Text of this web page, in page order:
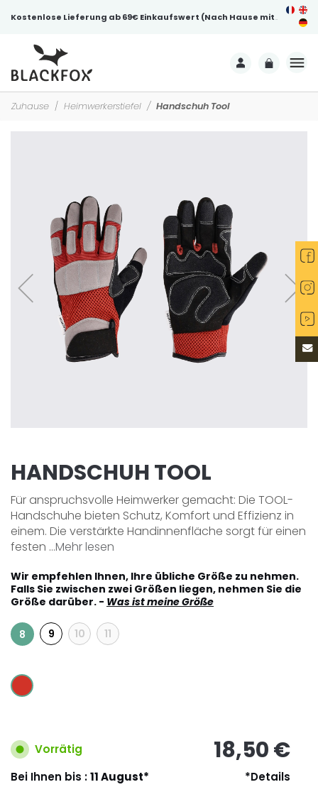
Kostenlose Lieferung ab 69€ Einkaufswert (Nach Hause mit Unterschrift)
Zuhause Heimwerkerstiefel Handschuh Tool
HANDSCHUH TOOL
Für anspruchsvolle Heimwerker gemacht: Die TOOL-
Handschuhe bieten Schutz, Komfort und Effizienz in
einem. Die verstärkte Handinnenfläche sorgt für einen
festen ...Mehr lesen
Wir empfehlen Ihnen, Ihre übliche Größe zu nehmen.
Falls Sie zwischen zwei Größen liegen, nehmen Sie die
Größe darüber. - Was ist meine Größe
8 9 10 11
Vorrätig 18,50 €
Bei Ihnen bis :11 August* *Details